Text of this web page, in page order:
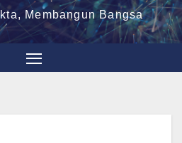
Membangun Bangsa